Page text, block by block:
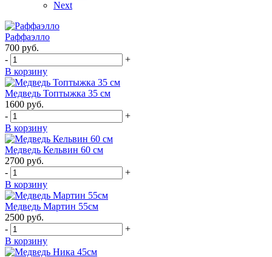
Next
Раффаэлло
700 руб.
-
+
В корзину
Медведь Топтыжка 35 см
1600 руб.
-
+
В корзину
Медведь Кельвин 60 см
2700 руб.
-
+
В корзину
Медведь Мартин 55см
2500 руб.
-
+
В корзину